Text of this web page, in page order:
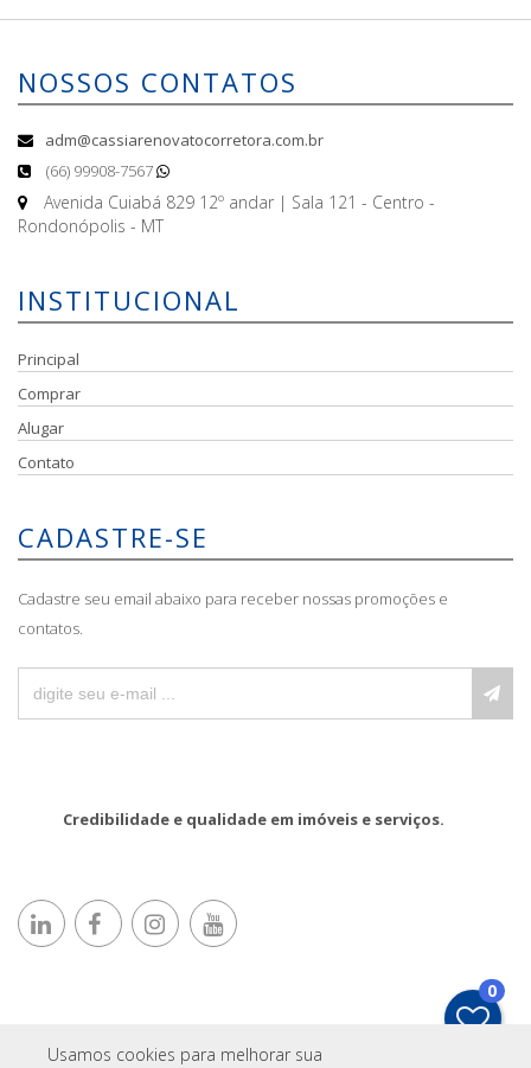
NOSSOS CONTATOS
adm@cassiarenovatocorretora.com.br
(66) 99908-7567
Avenida Cuiabá 829 12º andar | Sala 121 - Centro -
Rondonópolis - MT
INSTITUCIONAL
Principal
Comprar
Alugar
Contato
CADASTRE-SE
Cadastre seu email abaixo para receber nossas promoções e
contatos.
Credibilidade e qualidade em imóveis e serviços.
0
Usamos cookies para melhorar sua